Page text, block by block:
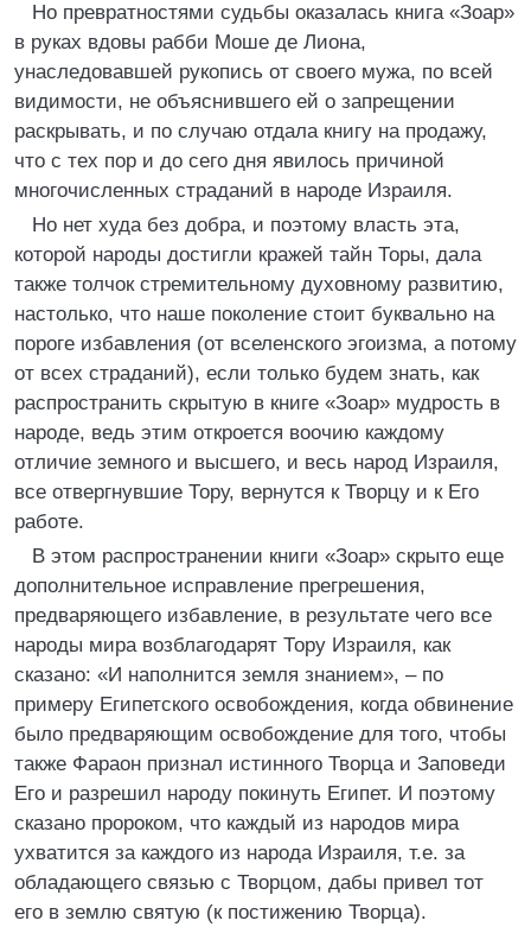
Но превратностями судьбы оказалась книга «Зоар»
в руках вдовы рабби Моше де Лиона,
унаследовавшей рукопись от своего мужа, по всей
видимости, не объяснившего ей о запрещении
раскрывать, и по случаю отдала книгу на продажу,
что с тех пор и до сего дня явилось причиной
многочисленных страданий в народе Израиля.
Но нет худа без добра, и поэтому власть эта,
которой народы достигли кражей тайн Торы, дала
также толчок стремительному духовному развитию,
настолько, что наше поколение стоит буквально на
пороге избавления (от вселенского эгоизма, а потому
от всех страданий), если только будем знать, как
распространить скрытую в книге «Зоар» мудрость в
народе, ведь этим откроется воочию каждому
отличие земного и высшего, и весь народ Израиля,
все отвергнувшие Тору, вернутся к Творцу и к Его
работе.
В этом распространении книги «Зоар» скрыто еще
дополнительное исправление прегрешения,
предваряющего избавление, в результате чего все
народы мира возблагодарят Тору Израиля, как
сказано: «И наполнится земля знанием», – по
примеру Египетского освобождения, когда обвинение
было предваряющим освобождение для того, чтобы
также Фараон признал истинного Творца и Заповеди
Его и разрешил народу покинуть Египет. И поэтому
сказано пророком, что каждый из народов мира
ухватится за каждого из народа Израиля, т.е. за
обладающего связью с Творцом, дабы привел тот
его в землю святую (к постижению Творца).